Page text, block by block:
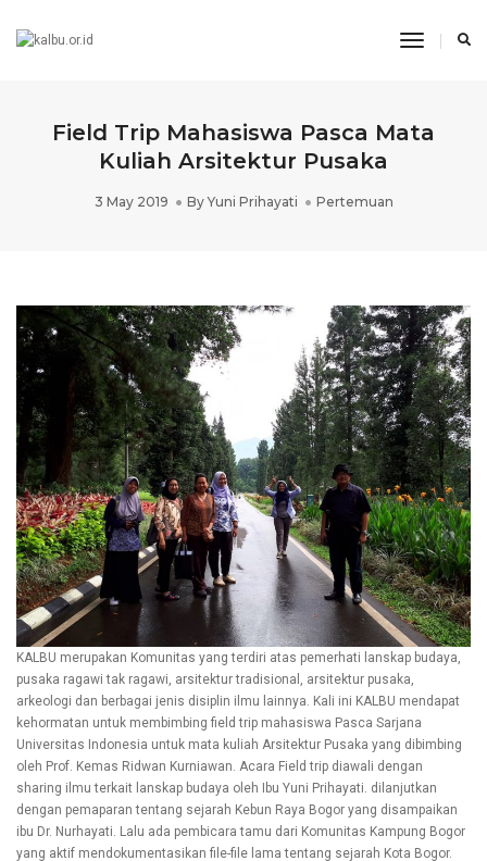
Toggle
Field Trip Mahasiswa Pasca Mata
Kuliah Arsitektur Pusaka
3 May 2019 ByYuni Prihayati Pertemuan
KALBU merupakan Komunitas yang terdiri atas pemerhati lanskap budaya,
pusaka ragawi tak ragawi, arsitektur tradisional, arsitektur pusaka,
arkeologi dan berbagai jenis disiplin ilmu lainnya. Kali ini KALBU mendapat
kehormatan untuk membimbing field trip mahasiswa Pasca Sarjana
Universitas Indonesia untuk mata kuliah Arsitektur Pusaka yang dibimbing
oleh Prof. Kemas Ridwan Kurniawan. Acara Field trip diawali dengan
sharing ilmu terkait lanskap budaya oleh Ibu Yuni Prihayati. dilanjutkan
dengan pemaparan tentang sejarah Kebun Raya Bogor yang disampaikan
ibu Dr. Nurhayati. Lalu ada pembicara tamu dari Komunitas Kampung Bogor
yang aktif mendokumentasikan file-file lama tentang sejarah Kota Bogor.